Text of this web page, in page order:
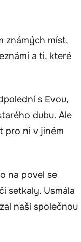
známých míst,
a ti, které
s Evou,
dubu. Ale
pro ni v jiném
na povel se
setkaly. Usmála
naši společnou